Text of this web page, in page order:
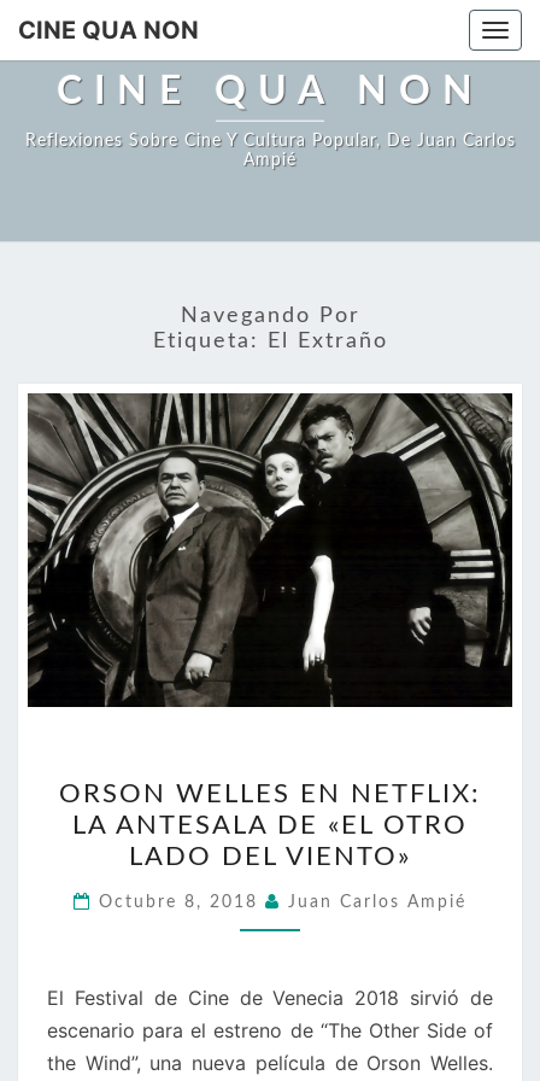
Saltar
contenido
CINE QUA NON
CINE QUA NON
Reflexiones Sobre Cine Y Cultura Popular, De Juan Carlos
Ampié
Navegando Por
Etiqueta:
El Extraño
WELLES
EN
NETFLIX:
LA
ANTESALA
«EL
OTRO
LADO
ORSON WELLES EN NETFLIX:
LA ANTESALA DE «EL OTRO
LADO DEL VIENTO»
Octubre 8, 2018 Juan Carlos Ampié
El Festival de Cine de Venecia 2018 sirvió de
escenario para el estreno de “The Other Side of
the Wind”, una nueva película de Orson Welles.